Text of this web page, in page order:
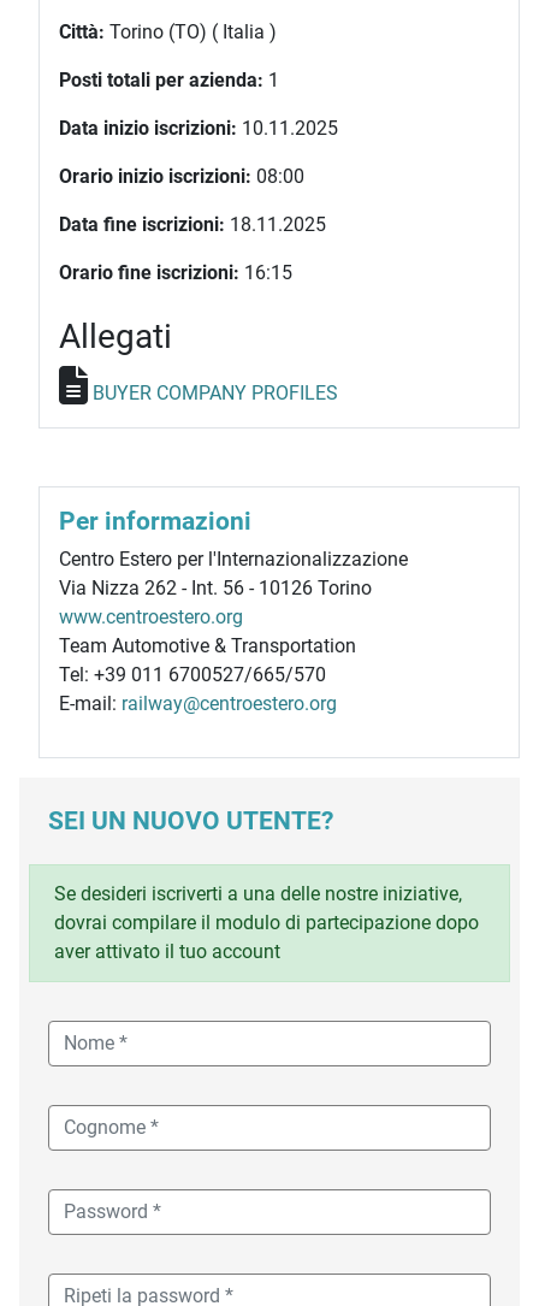
Città: Torino (TO) ( Italia )
Posti totali per azienda: 1
Data inizio iscrizioni: 10.11.2025
Orario inizio iscrizioni: 08:00
Data fine iscrizioni: 18.11.2025
Orario fine iscrizioni: 16:15
Allegati
BUYER COMPANY PROFILES
Per informazioni
Centro Estero per l'Internazionalizzazione
Via Nizza 262 - Int. 56 - 10126 Torino
www.centroestero.org
Team Automotive & Transportation
Tel: +39 011 6700527/665/570
E-mail: railway@centroestero.org
SEI UN NUOVO UTENTE?
Se desideri iscriverti a una delle nostre iniziative,
dovrai compilare il modulo di partecipazione dopo
aver attivato il tuo account